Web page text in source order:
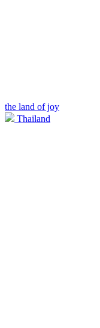
the land of joy
Thailand